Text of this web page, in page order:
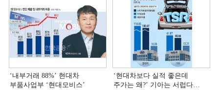
‘내부거래 88%ʼ 현대차
부품사업부 ‘현대모비스ʼ
‘현대차보다 실적 좋은데
주가는 왜?ʼ 기아는 서럽다